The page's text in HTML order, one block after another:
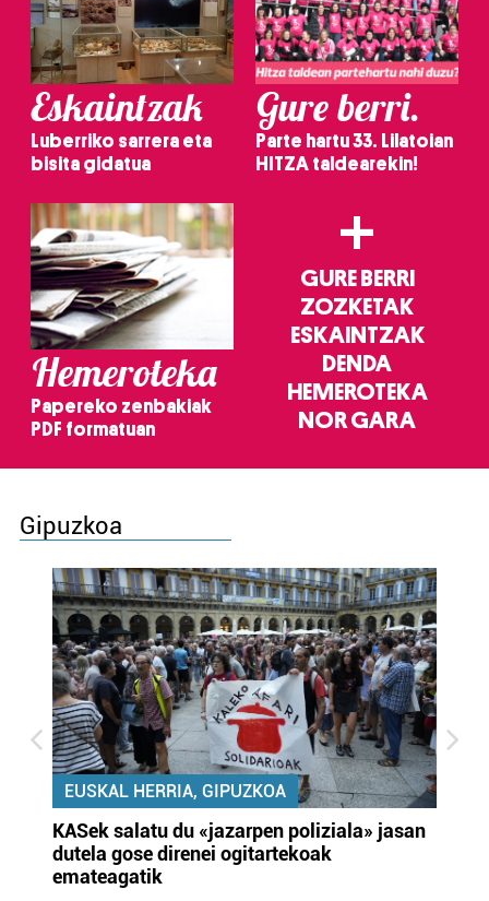
Eskaintzak
Luberriko sarrera eta
bisita gidatua
Gure berri.
Parte hartu 33. Lilatoian
HITZA taldearekin!
Hemeroteka
Papereko zenbakiak
PDF formatuan
+
GURE BERRI
ZOZKETAK
ESKAINTZAK
DENDA
HEMEROTEKA
NOR GARA
Gipuzkoa
EUSKAL HERRIA, GIPUZKOA
KASek salatu du «jazarpen poliziala» jasan
dutela gose direnei ogitartekoak
emateagatik